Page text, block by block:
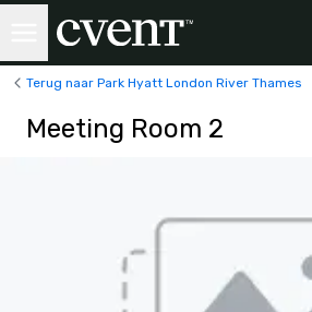
Terug naar Park Hyatt London River Thames
Meeting Room 2